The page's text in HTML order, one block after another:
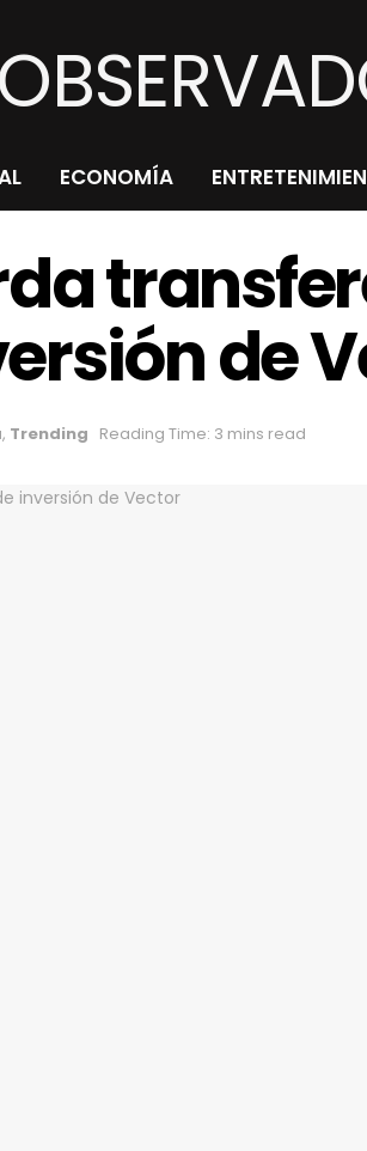
ECONOMÍA
de
, Trending Reading Time: 3 mins read